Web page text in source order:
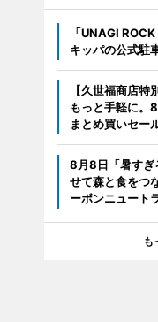
「UNAGI
キッパの公式駐
【久世福商店特
もっと手軽に。
まとめ買いセー
8月8日「暑すぎ
せて森と食をつ
ーボンニュート
も